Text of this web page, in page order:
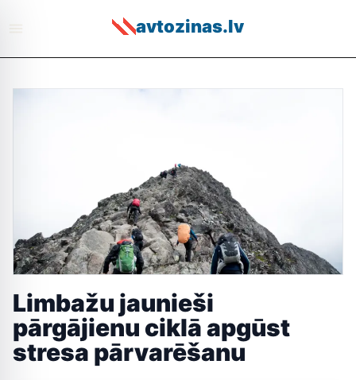
avtozinas.lv
Limbažu jaunieši
pārgājienu ciklā apgūst
stresa pārvarēšanu